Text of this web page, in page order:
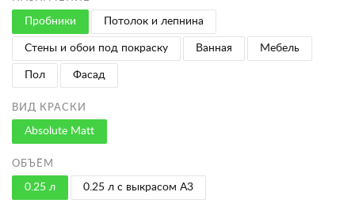
Пробники Потолок и лепнина
Стены и обои под покраску Ванная Мебель
Пол Фасад
ВИД КРАСКИ
Absolute Matt
ОБЪЁМ
0.25 л 0.25 л с выкрасом A3